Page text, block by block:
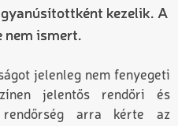
kezelik. A
nem ismert.
jelenleg nem fenyegeti
jelentős rendőri és
rendőrség arra kérte az